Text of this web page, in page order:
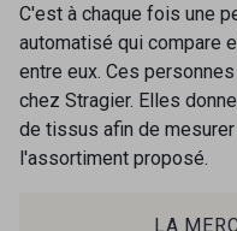
405 - 405 Porcelaine
09 - 09 Crème
27 - 27 Beige
C'est à chaque fois une
automatisé qui compare
entre eux. Ces
chez Stragier. Elles
de tissus afin de
l'assortiment proposé.
LA